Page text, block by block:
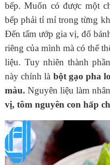
bếp. Muốn có được một
bếp phải tỉ mỉ trong từng
Đến tẩm ướp gia vị, đổ
riêng của mình mà có thể
liệu. Tuy nhiên thành
này chính là bột gạo pha
màu. Nguyên liệu làm
vị, tôm nguyên con hấp